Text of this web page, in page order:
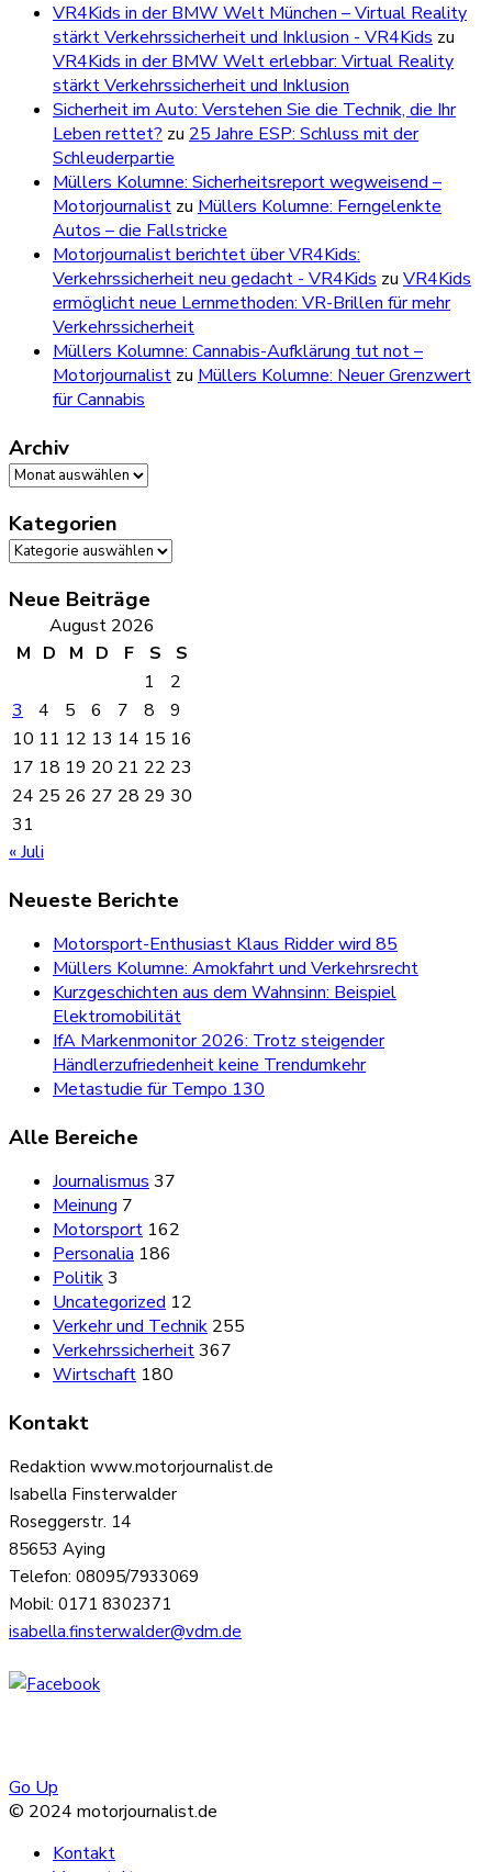
VR4Kids in der BMW Welt München – Virtual Reality
stärkt Verkehrssicherheit und Inklusion - VR4Kids zu
VR4Kids in der BMW Welt erlebbar: Virtual Reality
stärkt Verkehrssicherheit und Inklusion
Sicherheit im Auto: Verstehen Sie die Technik, die Ihr
Leben rettet? zu 25 Jahre ESP: Schluss mit der
Schleuderpartie
Müllers Kolumne: Sicherheitsreport wegweisend –
Motorjournalist zu Müllers Kolumne: Ferngelenkte
Autos – die Fallstricke
Motorjournalist berichtet über VR4Kids:
Verkehrssicherheit neu gedacht - VR4Kids zu VR4Kids
ermöglicht neue Lernmethoden: VR-Brillen für mehr
Verkehrssicherheit
Müllers Kolumne: Cannabis-Aufklärung tut not –
Motorjournalist zu Müllers Kolumne: Neuer Grenzwert
für Cannabis
Archiv
Archiv
Kategorien
Kategorien
Neue Beiträge
August 2026
M D M D F S
S
1
2
3
4 5 6 7 8
9
10 11 12 13 14 15 16
17 18 19 20 21 22 23
24 25 26 27 28 29 30
31
« Juli
Neueste Berichte
Motorsport-Enthusiast Klaus Ridder wird 85
Müllers Kolumne: Amokfahrt und Verkehrsrecht
Kurzgeschichten aus dem Wahnsinn: Beispiel
Elektromobilität
IfA Markenmonitor 2026: Trotz steigender
Händlerzufriedenheit keine Trendumkehr
Metastudie für Tempo 130
Alle Bereiche
Journalismus 37
Meinung 7
Motorsport 162
Personalia 186
Politik3
Uncategorized 12
Verkehr und Technik 255
Verkehrssicherheit367
Wirtschaft 180
Kontakt
Redaktion www.motorjournalist.de
Isabella Finsterwalder
Roseggerstr. 14
85653 Aying
Telefon: 08095/7933069
Mobil: 0171 8302371
isabella.finsterwalder@vdm.de
Go Up
© 2024 motorjournalist.de
Kontakt